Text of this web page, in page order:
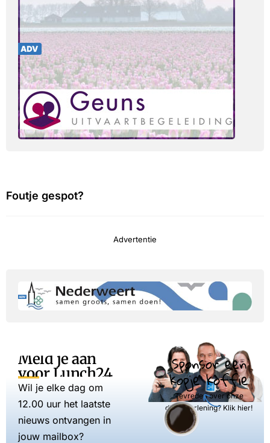
Foutje gespot?
Advertentie
Meld je aan
voor Lunch24
Wil je elke dag om
12.00 uur het laatste
nieuws ontvangen in
jouw mailbox?
Sponsor een
kopje koffie
Tevreden over onze
dienstverlening? Klik hier!